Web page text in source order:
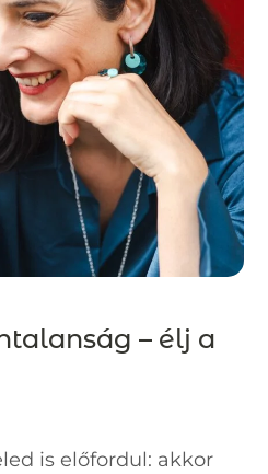
– élj a
is előfordul: akkor